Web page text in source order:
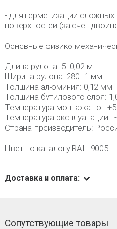
- для герметизации
поверхностей (за счёт
Основные физико-
Длина рулона: 5±0,02 м
Ширина рулона: 280±1 мм
Толщина алюминия: 0,12 мм
Толщина бутилового слоя:
Температура монтажа: от
Температура эксплуатации:
Страна-производитель:
Цвет по каталогу RAL: 9005
Доставка и оплата:
Сопутствующие товары